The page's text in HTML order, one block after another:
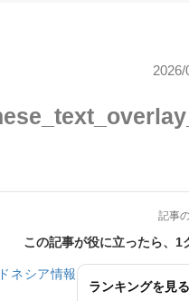
2026/
記事
この記事が役に立ったら、1
ランキングを見る